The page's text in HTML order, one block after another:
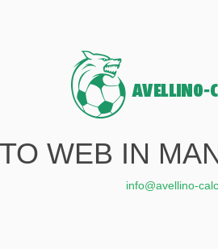
WEB IN
info@avellino-